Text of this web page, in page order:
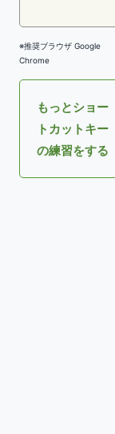
※推奨ブラウザ Google
Chrome
もっとショー
トカットキー
の練習をする